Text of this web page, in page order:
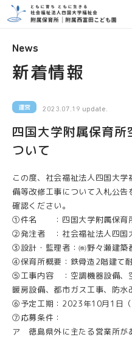
新着情報
News
運営 2023.07.19 update.
四国大学附属保育
ついて
この度、社会福祉法人四国大
備等改修工事について入札公
確認ください。
①件名 ：四国大学附属保育
②発注者 ：社会福祉法人四国
③設計・監理者：㈱野々瀬建築
④保育所概要：鉄骨造2階建て
⑤工事内容 ：空調機器設備、
暖房設備、都市ガス工事、防水
⑥予定工期：2023年10月1日
⑦応募条件：
ア 徳島県外に主たる営業所が